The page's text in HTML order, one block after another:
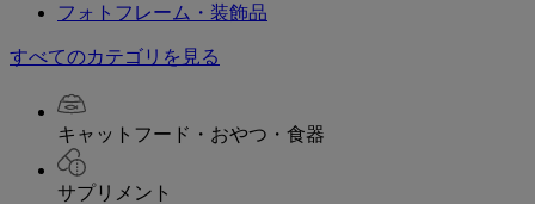
フォトフレーム・装飾品
すべてのカテゴリを見る
キャットフード・おやつ・食器
サプリメント